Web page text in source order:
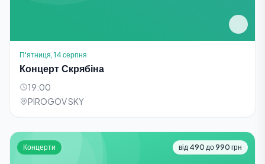
П'ятниця, 14 серпня
Концерт Скрябіна
19:00
PIROGOV SKY
Концерти від 490 до 990 грн